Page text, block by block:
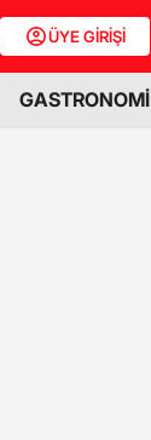
ÜYE GİRİŞİ
GASTRONOMİ